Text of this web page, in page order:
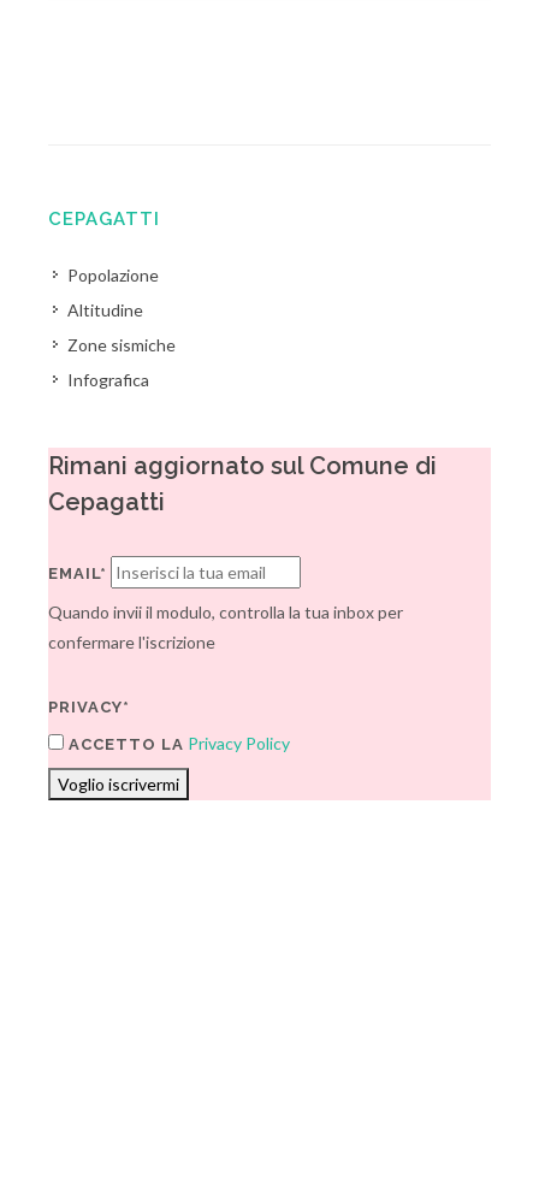
CEPAGATTI
Popolazione
Altitudine
Zone sismiche
Infografica
Rimani aggiornato sul Comune di
Cepagatti
EMAIL*
Quando invii il modulo, controlla la tua inbox per
confermare l'iscrizione
PRIVACY*
ACCETTO LA Privacy Policy
Voglio iscrivermi